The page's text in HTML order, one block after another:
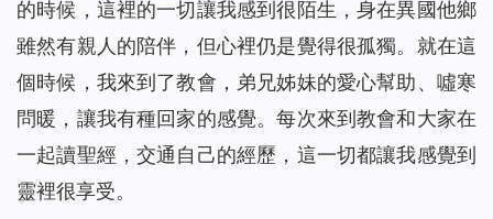
的時候，這裡的一切讓我感到很陌生，身在異國他鄉
雖然有親人的陪伴，但心裡仍是覺得很孤獨。就在這
個時候，我來到了教會，弟兄姊妹的愛心幫助、噓寒
問暖，讓我有種回家的感覺。每次來到教會和大家在
一起讀聖經，交通自己的經歷，這一切都讓我感覺到
靈裡很享受。